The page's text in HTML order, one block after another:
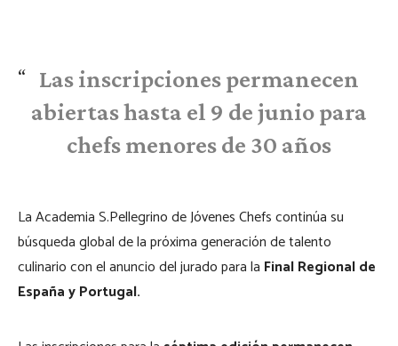
Las inscripciones permanecen
abiertas hasta el 9 de junio para
chefs menores de 30 años
La Academia S.Pellegrino de Jóvenes Chefs continúa su
búsqueda global de la próxima generación de talento
culinario con el anuncio del jurado para la Final Regional de
España y Portugal.